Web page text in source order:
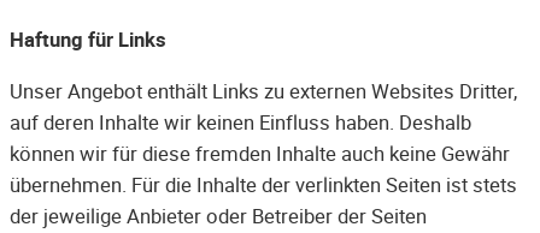
Haftung für Links
Unser Angebot enthält Links zu externen Websites Dritter,
auf deren Inhalte wir keinen Einfluss haben. Deshalb
können wir für diese fremden Inhalte auch keine Gewähr
übernehmen. Für die Inhalte der verlinkten Seiten ist stets
der jeweilige Anbieter oder Betreiber der Seiten